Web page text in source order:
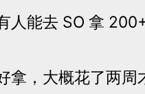
人能去 SO 拿
拿，大概花了两